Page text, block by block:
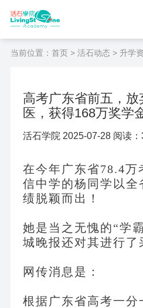
当前位置： 首页> 活石动态> 升学
高考广东省前五，
医，获得168万奖学
活石学院 2025-07-28 阅读：
在今年广东省78.4万
信中学的杨同学以全
绩脱颖而出！
她是当之无愧的“学
城晚报还对其进行了
网传消息是：
根据广东省高考一分